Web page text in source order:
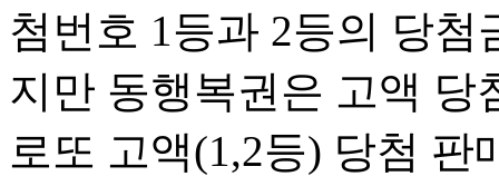
첨번호 1등과 2등의 당
지만 동행복권은 고액 당
로또 고액(1,2등) 당첨 판